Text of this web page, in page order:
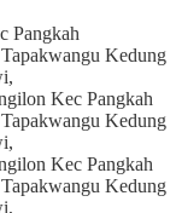
Pangkah
Kedung
Kec Pangkah
Kedung
Kec Pangkah
Kedung